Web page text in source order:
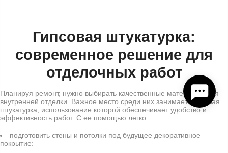
Гипсовая штукатурка:
современное решение для
отделочных работ
Планируя ремонт, нужно выбирать качественные материалы для
внутренней отделки. Важное место среди них занимает гипсовая
штукатурка, использование которой обеспечивает удобство и
эффективность работ. С ее помощью легко:
подготовить стены и потолки под будущее декоративное
покрытие;